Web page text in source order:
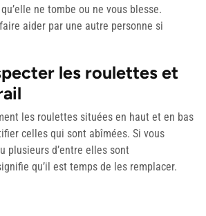
ne tombe ou ne vous blesse.
aider par une autre personne si
les roulettes et
les roulettes situées en haut et en bas
celles qui sont abîmées. Si vous
plusieurs d’entre elles sont
qu’il est temps de les remplacer.